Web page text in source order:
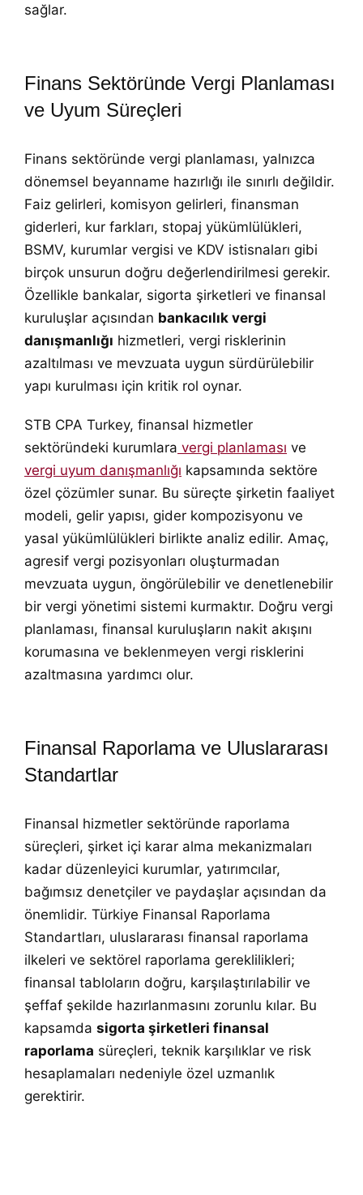
sağlar.
Finans Sektöründe Vergi Planlaması
ve Uyum Süreçleri
Finans sektöründe vergi planlaması, yalnızca
dönemsel beyanname hazırlığı ile sınırlı değildir.
Faiz gelirleri, komisyon gelirleri, finansman
giderleri, kur farkları, stopaj yükümlülükleri,
BSMV, kurumlar vergisi ve KDV istisnaları gibi
birçok unsurun doğru değerlendirilmesi gerekir.
Özellikle bankalar, sigorta şirketleri ve finansal
kuruluşlar açısından bankacılık vergi
danışmanlığı hizmetleri, vergi risklerinin
azaltılması ve mevzuata uygun sürdürülebilir
yapı kurulması için kritik rol oynar.
STB CPA Turkey, finansal hizmetler
sektöründeki kurumlara vergi planlaması ve
vergi uyum danışmanlığı kapsamında sektöre
özel çözümler sunar. Bu süreçte şirketin faaliyet
modeli, gelir yapısı, gider kompozisyonu ve
yasal yükümlülükleri birlikte analiz edilir. Amaç,
agresif vergi pozisyonları oluşturmadan
mevzuata uygun, öngörülebilir ve denetlenebilir
bir vergi yönetimi sistemi kurmaktır. Doğru vergi
planlaması, finansal kuruluşların nakit akışını
korumasına ve beklenmeyen vergi risklerini
azaltmasına yardımcı olur.
Finansal Raporlama ve Uluslararası
Standartlar
Finansal hizmetler sektöründe raporlama
süreçleri, şirket içi karar alma mekanizmaları
kadar düzenleyici kurumlar, yatırımcılar,
bağımsız denetçiler ve paydaşlar açısından da
önemlidir. Türkiye Finansal Raporlama
Standartları, uluslararası finansal raporlama
ilkeleri ve sektörel raporlama gereklilikleri;
finansal tabloların doğru, karşılaştırılabilir ve
şeffaf şekilde hazırlanmasını zorunlu kılar. Bu
kapsamda sigorta şirketleri finansal
raporlama süreçleri, teknik karşılıklar ve risk
hesaplamaları nedeniyle özel uzmanlık
gerektirir.